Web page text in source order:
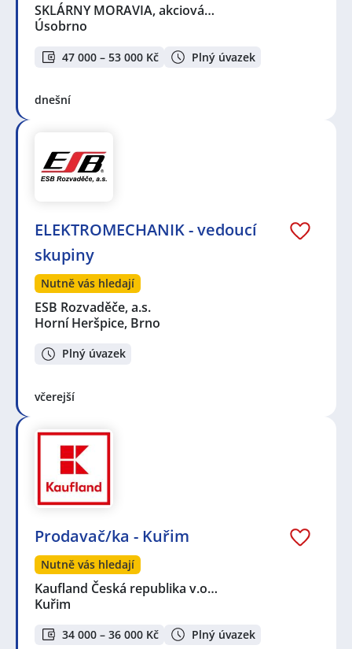
SKLÁRNY MORAVIA, akciová…
Úsobrno
47 000 – 53 000 Kč Plný úvazek
dnešní
ELEKTROMECHANIK - vedoucí
skupiny
Nutně vás hledají
ESB Rozvaděče, a.s.
Horní Heršpice, Brno
Plný úvazek
včerejší
Prodavač/ka - Kuřim
Nutně vás hledají
Kaufland Česká republika v.o…
Kuřim
34 000 – 36 000 Kč Plný úvazek